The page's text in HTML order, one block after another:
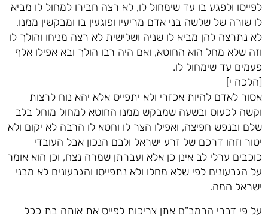
לפייסו ולפגע בו עד שימחול לו, לא רצה חבירו למחול לו מביא
לו שורה של שלשה בני אדם מריעיו ופוגעין בו ומבקשין ממנו,
לא נתרצה להן מביא לו שניה ושלישית לא רצה מניחו והולך לו
וזה שלא מחל הוא החוטא, ואם היה רבו הולך ובא אפילו אלף
פעמים עד שימחול לו.
[הלכה י]
אסור לאדם להיות אכזרי ולא יתפייס אלא יהא נוח לרצות
וקשה לכעוס ובשעה שמבקש ממנו החוטא למחול מוחל בלב
שלם ובנפש חפיצה, ואפילו הצר לו וחטא לו הרבה לא יקום ולא
יטור וזהו דרכם של זרע ישראל ולבם הנכון אבל העובדי
כוכבים ערלי לב אינן כן אלא ועברתן שמרה נצח, וכן הוא אומר
על הגבעונים לפי שלא מחלו ולא נתפייסו והגבעונים לא מבני
ישראל המה.
על פי דברי הרמב"ם אתן צריכות לפייס את אותה בת ככל